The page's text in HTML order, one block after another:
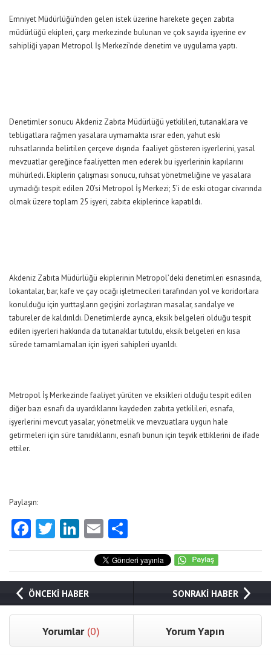
Emniyet Müdürlüğü’nden gelen istek üzerine harekete geçen zabıta
müdürlüğü ekipleri, çarşı merkezinde bulunan ve çok sayıda işyerine ev
sahipliği yapan Metropol İş Merkezi’nde denetim ve uygulama yaptı.
Denetimler sonucu Akdeniz Zabıta Müdürlüğü yetkilileri, tutanaklara ve
tebligatlara rağmen yasalara uymamakta ısrar eden, yahut eski
ruhsatlarında belirtilen çerçeve dışında faaliyet gösteren işyerlerini, yasal
mevzuatlar gereğince faaliyetten men ederek bu işyerlerinin kapılarını
mühürledi. Ekiplerin çalışması sonucu, ruhsat yönetmeliğine ve yasalara
uymadığı tespit edilen 20’si Metropol İş Merkezi; 5’i de eski otogar civarında
olmak üzere toplam 25 işyeri, zabıta ekiplerince kapatıldı.
Akdeniz Zabıta Müdürlüğü ekiplerinin Metropol’deki denetimleri esnasında,
lokantalar, bar, kafe ve çay ocağı işletmecileri tarafından yol ve koridorlara
konulduğu için yurttaşların geçişini zorlaştıran masalar, sandalye ve
tabureler de kaldırıldı. Denetimlerde ayrıca, eksik belgeleri olduğu tespit
edilen işyerleri hakkında da tutanaklar tutuldu, eksik belgeleri en kısa
sürede tamamlamaları için işyeri sahipleri uyarıldı.
Metropol İş Merkezinde faaliyet yürüten ve eksikleri olduğu tespit edilen
diğer bazı esnafı da uyardıklarını kaydeden zabıta yetkilileri, esnafa,
işyerlerini mevcut yasalar, yönetmelik ve mevzuatlara uygun hale
getirmeleri için süre tanıdıklarını, esnafı bunun için teşvik ettiklerini de ifade
ettiler.
Paylaşın:
Facebook
Twitter
LinkedIn
Email
ÖNCEKİ HABER SONRAKİ HABER
Yorumlar (0) Yorum Yapın